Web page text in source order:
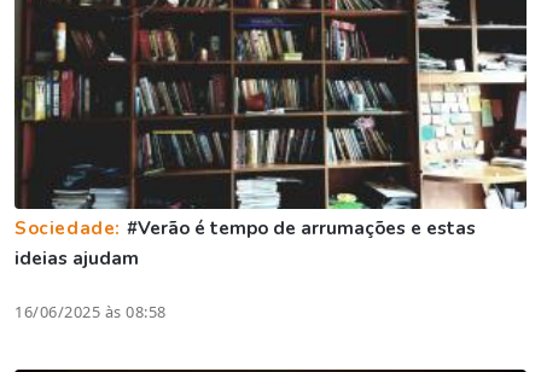
Sociedade: #Verão é tempo de arrumações e estas
ideias ajudam
16/06/2025 às 08:58